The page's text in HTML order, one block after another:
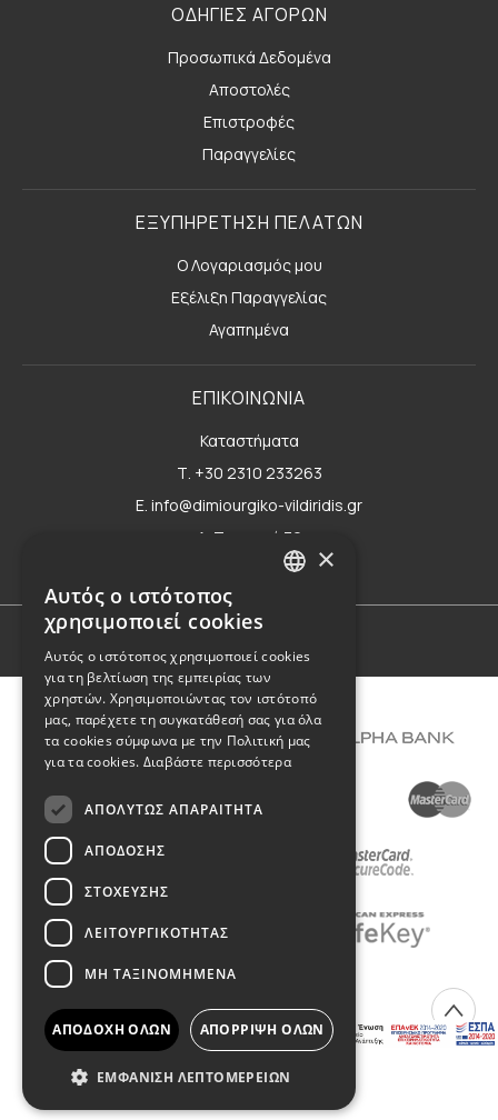
ΟΔΗΓΙΕΣ ΑΓΟΡΩΝ
Προσωπικά Δεδομένα
Αποστολές
Επιστροφές
Παραγγελίες
ΕΞΥΠΗΡΕΤΗΣΗ ΠΕΛΑΤΩΝ
Ο Λογαριασμός μου
Εξέλιξη Παραγγελίας
Αγαπημένα
ΕΠΙΚΟΙΝΩΝΙΑ
Καταστήματα
Τ. +30 2310 233263
E. info@dimiourgiko-vildiridis.gr
Δ. Τσιμισκή 70
Φόρμα επικοινωνίας
COPYRIGHT © 2026 DIMIOURGIKO VILDIRIDIS
Created with by Darkpony
×
Αυτός ο ιστότοπος
χρησιμοποιεί cookies
Αυτός ο ιστότοπος χρησιμοποιεί cookies
για τη βελτίωση της εμπειρίας των
χρηστών. Χρησιμοποιώντας τον ιστότοπό
μας, παρέχετε τη συγκατάθεσή σας για όλα
τα cookies σύμφωνα με την Πολιτική μας
για τα cookies. Διαβάστε περισσότερα
ΑΠΟΛΎΤΩΣ ΑΠΑΡΑΊΤΗΤΑ
ΑΠΌΔΟΣΗΣ
ΣΤΌΧΕΥΣΗΣ
ΛΕΙΤΟΥΡΓΙΚΌΤΗΤΑΣ
ΜΗ ΤΑΞΙΝΟΜΗΜΈΝΑ
ΑΠΟΔΟΧΉ ΌΛΩΝ ΑΠΌΡΡΙΨΗ ΌΛΩΝ
ΕΜΦΆΝΙΣΗ ΛΕΠΤΟΜΕΡΕΙΏΝ